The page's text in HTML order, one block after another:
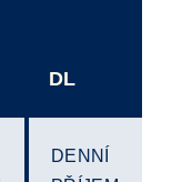
DL
DENNÍ